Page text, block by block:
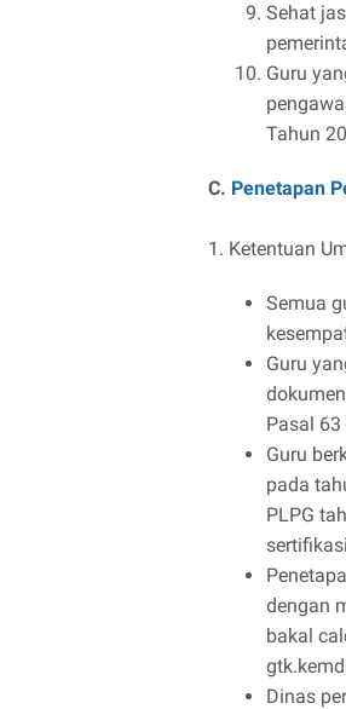
Sehat
Guru
Tahun
C. Penetapan
1. Ketentuan
Semua
Guru
Pasal
Guru
pada
PLPG
dengan
bakal
Dinas